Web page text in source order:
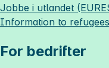
Jobbe i utlandet
Information to
For bedrifter